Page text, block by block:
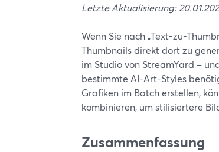
Letzte Aktualisierung:
Wenn Sie nach „Text-zu-
Thumbnails direkt dort zu
im Studio von StreamYard –
bestimmte AI-Art-Styles
Grafiken im Batch erstellen,
kombinieren, um stilisiertere
Zusammenfassung